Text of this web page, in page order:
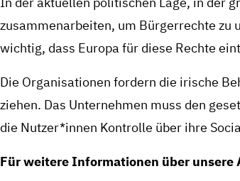
zusammenarbeiten, um Bürgerrechte zu
wichtig, dass Europa für diese Rechte
Die Organisationen fordern die irische
ziehen. Das Unternehmen muss den
die Nutzer*innen Kontrolle über ihre
Für weitere Informationen über unsere